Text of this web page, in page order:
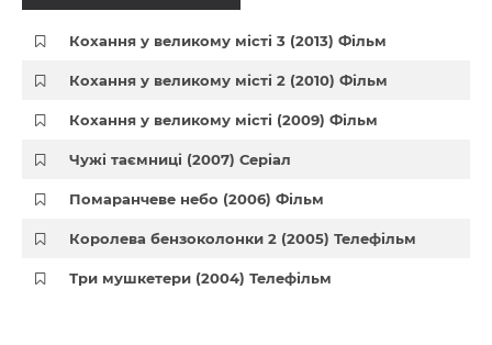
Кохання у великому місті 3 (2013) Фільм
Кохання у великому місті 2 (2010) Фільм
Кохання у великому місті (2009) Фільм
Чужі таємниці (2007) Серіал
Помаранчеве небо (2006) Фільм
Королева бензоколонки 2 (2005) Телефільм
Три мушкетери (2004) Телефільм